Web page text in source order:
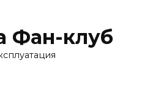
Фан-клуб